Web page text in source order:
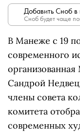
Добавить Сноб в
Сноб будет чаще
В Манеже с 19
современного
Сандрой
члены совета
комитета
современных